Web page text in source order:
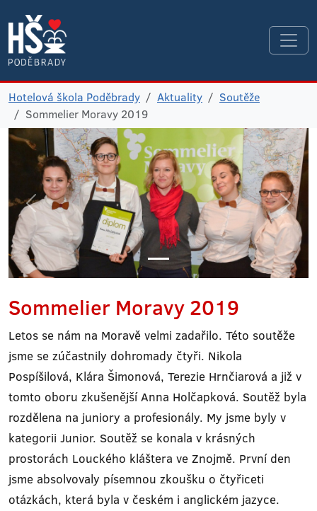
Hotelová škola Poděbrady Aktuality
Soutěže
Sommelier Moravy 2019
Sommelier Moravy 2019
Letos se nám na Moravě velmi zadařilo. Této soutěže
jsme se zúčastnily dohromady čtyři. Nikola
Pospíšilová, Klára Šimonová, Terezie Hrnčiarová a již v
tomto oboru zkušenější Anna Holčapková. Soutěž byla
rozdělena na juniory a profesionály. My jsme byly v
kategorii Junior. Soutěž se konala v krásných
prostorách Louckého kláštera ve Znojmě. První den
jsme absolvovaly písemnou zkoušku o čtyřiceti
otázkách, která byla v českém i anglickém jazyce.